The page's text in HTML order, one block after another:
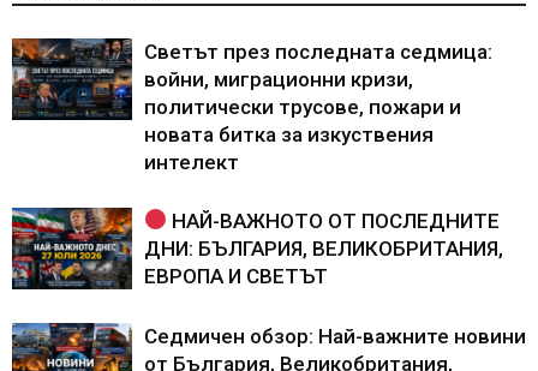
Светът през последната седмица:
войни, миграционни кризи,
политически трусове, пожари и
новата битка за изкуствения
интелект
НАЙ-ВАЖНОТО ОТ ПОСЛЕДНИТЕ
ДНИ: БЪЛГАРИЯ, ВЕЛИКОБРИТАНИЯ,
ЕВРОПА И СВЕТЪТ
Седмичен обзор: Най-важните новини
от България, Великобритания,